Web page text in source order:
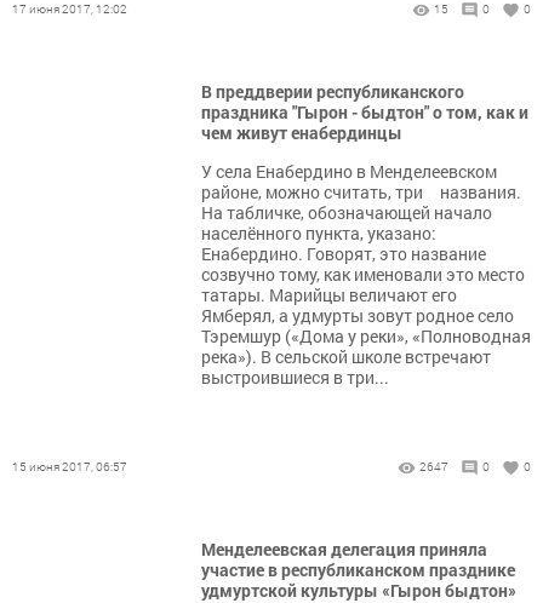
17 июня 2017, 12:02 15 0 0
В преддверии республиканского
праздника "Гырон - быдтон" о том, как и
чем живут енабердинцы
У села Енабердино в Менделеевском
районе, можно считать, три названия.
На табличке, обозначающей начало
населённого пункта, указано:
Енабердино. Говорят, это название
созвучно тому, как именовали это место
татары. Марийцы величают его
Ямберял, а удмурты зовут родное село
Тэремшур («Дома у реки», «Полноводная
река»). В сельской школе встречают
выстроившиеся в три...
15 июня 2017, 06:57 2647 0 0
Менделеевская делегация приняла
участие в республиканском празднике
удмуртской культуры «Гырон быдтон»